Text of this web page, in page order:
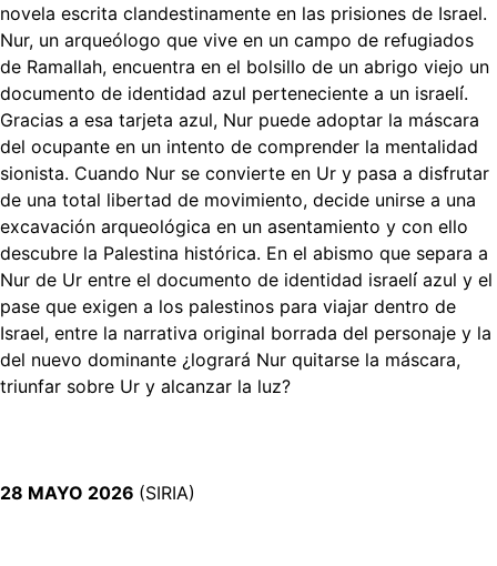
novela escrita clandestinamente en las prisiones de Israel.
Nur, un arqueólogo que vive en un campo de refugiados
de Ramallah, encuentra en el bolsillo de un abrigo viejo un
documento de identidad azul perteneciente a un israelí́.
Gracias a esa tarjeta azul, Nur puede adoptar la máscara
del ocupante en un intento de comprender la mentalidad
sionista. Cuando Nur se convierte en Ur y pasa a disfrutar
de una total libertad de movimiento, decide unirse a una
excavación arqueológica en un asentamiento y con ello
descubre la Palestina histórica. En el abismo que separa a
Nur de Ur entre el documento de identidad israelí́ azul y el
pase que exigen a los palestinos para viajar dentro de
Israel, entre la narrativa original borrada del personaje y la
del nuevo dominante ¿logrará Nur quitarse la máscara,
triunfar sobre Ur y alcanzar la luz?
28 MAYO 2026 (SIRIA)